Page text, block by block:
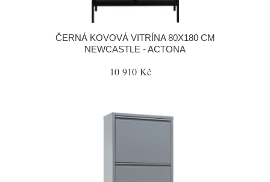
ČERNÁ KOVOVÁ VITRÍNA 80X180 CM
NEWCASTLE - ACTONA
10 910 Kč